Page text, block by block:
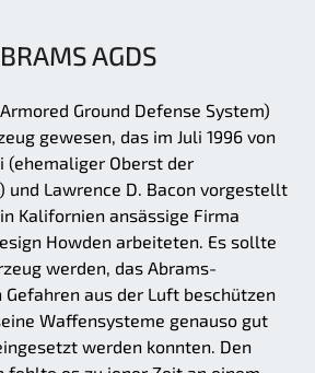
AGDS
Ground Defense System)
gewesen, das im Juli 1996 von
(ehemaliger Oberst der
und Lawrence D. Bacon vorgestellt
Kalifornien ansässige Firma
Howden arbeiteten. Es sollte
werden, das Abrams-
aus der Luft beschützen
Waffensysteme genauso gut
werden konnten. Den